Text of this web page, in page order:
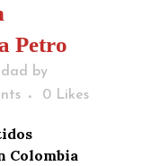
Petro
by
0 Likes
Colombia